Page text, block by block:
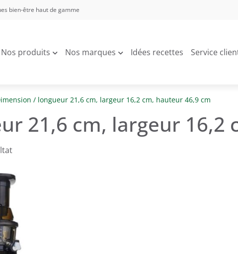
bien-être haut de gamme
Nos produits Nos marques Idées recettes Service
/ longueur 21,6 cm, largeur 16,2 cm, hauteur 46,9 cm
21,6 cm, largeur 16,2